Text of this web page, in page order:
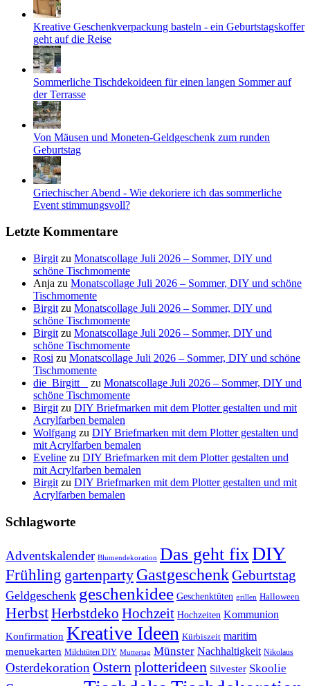
Kreative Geschenkverpackung basteln - ein Geburtstagskoffer
geht auf die Reise
Sommerliche Tischdekoideen für einen langen Sommer auf
der Terrasse
Von Mäusen und Moneten-Geldgeschenk zum runden
Geburtstag
Griechischer Abend - Wie dekoriere ich das sommerliche
Event stimmungsvoll?
Letzte Kommentare
Birgit zu Monatscollage Juli 2026 – Sommer, DIY und
schöne Tischmomente
Anja zu Monatscollage Juli 2026 – Sommer, DIY und schöne
Tischmomente
Birgit zu Monatscollage Juli 2026 – Sommer, DIY und
schöne Tischmomente
Birgit zu Monatscollage Juli 2026 – Sommer, DIY und
schöne Tischmomente
Rosi zu Monatscollage Juli 2026 – Sommer, DIY und schöne
Tischmomente
die_Birgitt _
zu Monatscollage Juli 2026 – Sommer, DIY und
schöne Tischmomente
Birgit zu DIY Briefmarken mit dem Plotter gestalten und mit
Acrylfarben bemalen
Wolfgang zu DIY Briefmarken mit dem Plotter gestalten und
mit Acrylfarben bemalen
Eveline zu DIY Briefmarken mit dem Plotter gestalten und
mit Acrylfarben bemalen
Birgit zu DIY Briefmarken mit dem Plotter gestalten und mit
Acrylfarben bemalen
Schlagworte
Adventskalender Blumendekoration Das geht fixDIY
Frühling gartenparty GastgeschenkGeburtstag
Geldgeschenk geschenkidee Geschenktüten grillen Halloween
HerbstHerbstdeko Hochzeit Hochzeiten Kommunion
Konfirmation Kreative Ideen Kürbiszeit maritim
menuekarten Milchtüten DIY Muttertag Münster Nachhaltigkeit Nikolaus
Osterdekoration Ostern plotterideen Silvester Skoolie